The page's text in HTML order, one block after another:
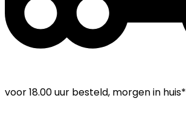
voor18.00 uur besteld, morgen in huis*